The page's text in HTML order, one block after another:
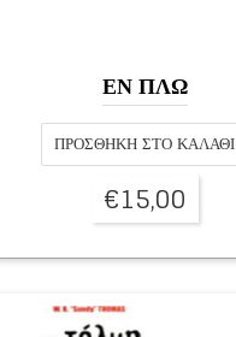
ΕΝ ΠΛΩ
ΠΡΟΣΘΉΚΗ ΣΤΟ ΚΑΛΆΘΙ
€15,00